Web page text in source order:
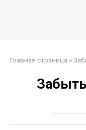
Главная страница »